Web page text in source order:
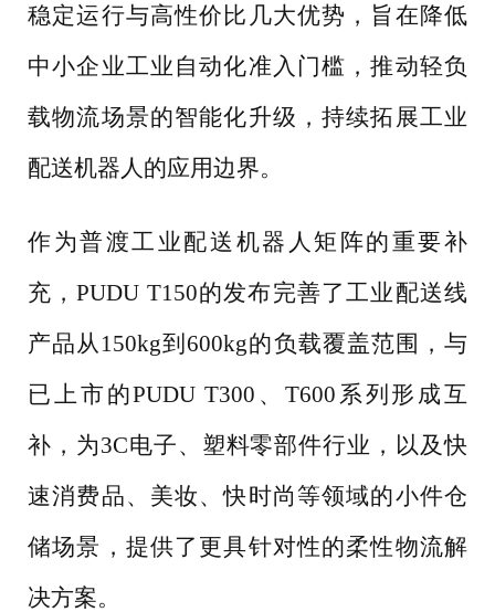
稳定运行与高性价比几大优势，旨在降低
中小企业工业自动化准入门槛，推动轻负
载物流场景的智能化升级，持续拓展工业
配送机器人的应用边界。
作为普渡工业配送机器人矩阵的重要补
充，PUDU T150的发布完善了工业配送线
产品从150kg到600kg的负载覆盖范围，与
已上市的PUDU T300、T600系列形成互
补，为3C电子、塑料零部件行业，以及快
速消费品、美妆、快时尚等领域的小件仓
储场景，提供了更具针对性的柔性物流解
决方案。